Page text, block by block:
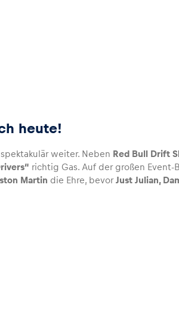
heute!
weiter. Neben Red Bull Drift
richtig Gas. Auf der großen Event-
Martin die Ehre, bevorJust Julian,